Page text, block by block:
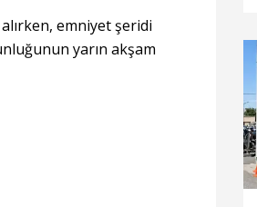
emniyet şeridi
yarın akşam